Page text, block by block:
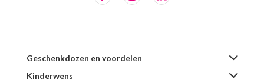
Geschenkdozen en voordelen
Kinderwens